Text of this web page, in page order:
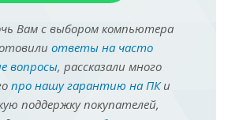
Вам с выбором компьютера
ответы на часто
вопросы, рассказали много
про нашу гарантию на ПКи
поддержку покупателей,